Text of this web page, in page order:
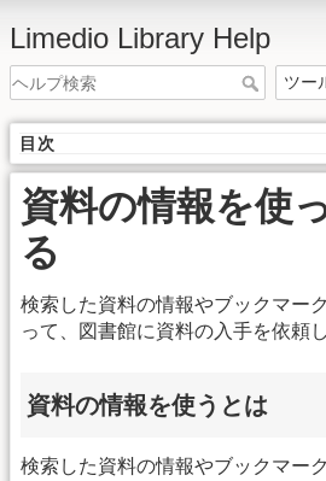
Limedio Library Help
目次
資料の情報を使
る
検索した資料の情報やブックマー
って、図書館に資料の入手を依頼し
資料の情報を使うとは
検索した資料の情報やブックマー